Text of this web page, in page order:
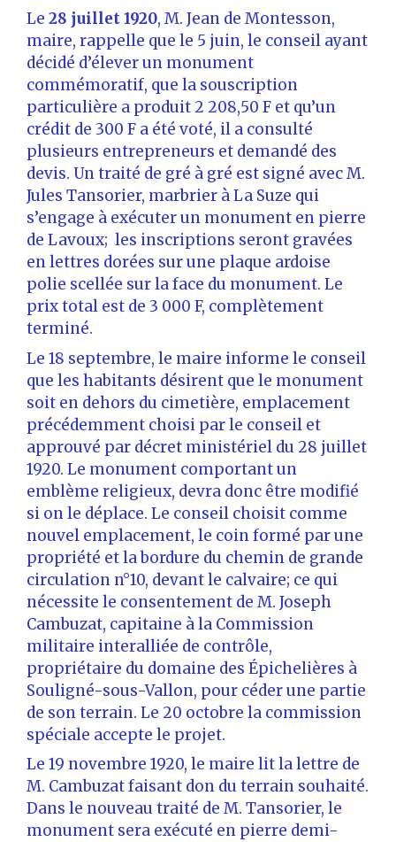
Le 28 juillet 1920, M. Jean de Montesson,
maire, rappelle que le 5 juin, le conseil ayant
décidé d’élever un monument
commémoratif, que la souscription
particulière a produit 2 208,50 F et qu’un
crédit de 300 F a été voté, il a consulté
plusieurs entrepreneurs et demandé des
devis. Un traité de gré à gré est signé avec M.
Jules Tansorier, marbrier à La Suze qui
s’engage à exécuter un monument en pierre
de Lavoux; les inscriptions seront gravées
en lettres dorées sur une plaque ardoise
polie scellée sur la face du monument. Le
prix total est de 3 000 F, complètement
terminé.
Le 18 septembre, le maire informe le conseil
que les habitants désirent que le monument
soit en dehors du cimetière, emplacement
précédemment choisi par le conseil et
approuvé par décret ministériel du 28 juillet
1920. Le monument comportant un
emblème religieux, devra donc être modifié
si on le déplace. Le conseil choisit comme
nouvel emplacement, le coin formé par une
propriété et la bordure du chemin de grande
circulation n°10, devant le calvaire; ce qui
nécessite le consentement de M. Joseph
Cambuzat, capitaine à la Commission
militaire interalliée de contrôle,
propriétaire du domaine des Épichelières à
Souligné-sous-Vallon, pour céder une partie
de son terrain. Le 20 octobre la commission
spéciale accepte le projet.
Le 19 novembre 1920, le maire lit la lettre de
M. Cambuzat faisant don du terrain souhaité.
Dans le nouveau traité de M. Tansorier, le
monument sera exécuté en pierre demi-